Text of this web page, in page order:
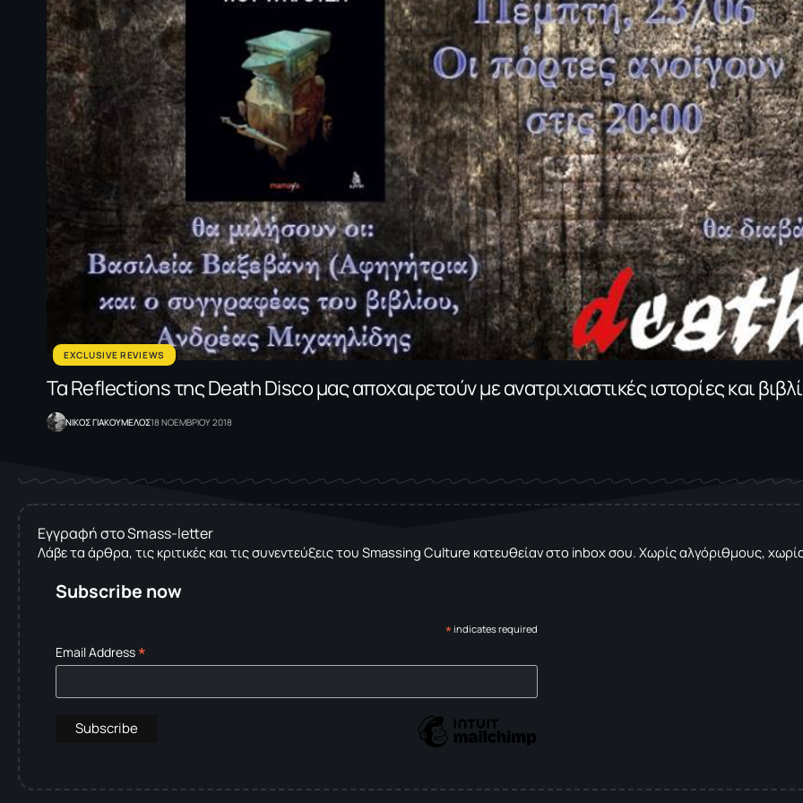
EXCLUSIVE REVIEWS
Τα Reflections της Death Disco μας αποχαιρετούν με ανατριχιαστικές ιστορίες και
NΙΚΟΣ ΓΙΑΚΟΥΜΕΛΟΣ18 ΝΟΕΜΒΡΙΟΥ 2018
Εγγραφή στο Smass-letter
Λάβε τα άρθρα, τις κριτικές και τις συνεντεύξεις του Smassing Culture κατευθείαν στο inbox σου. Χωρίς αλγόριθμους,
Subscribe now
* indicates required
Email Address*